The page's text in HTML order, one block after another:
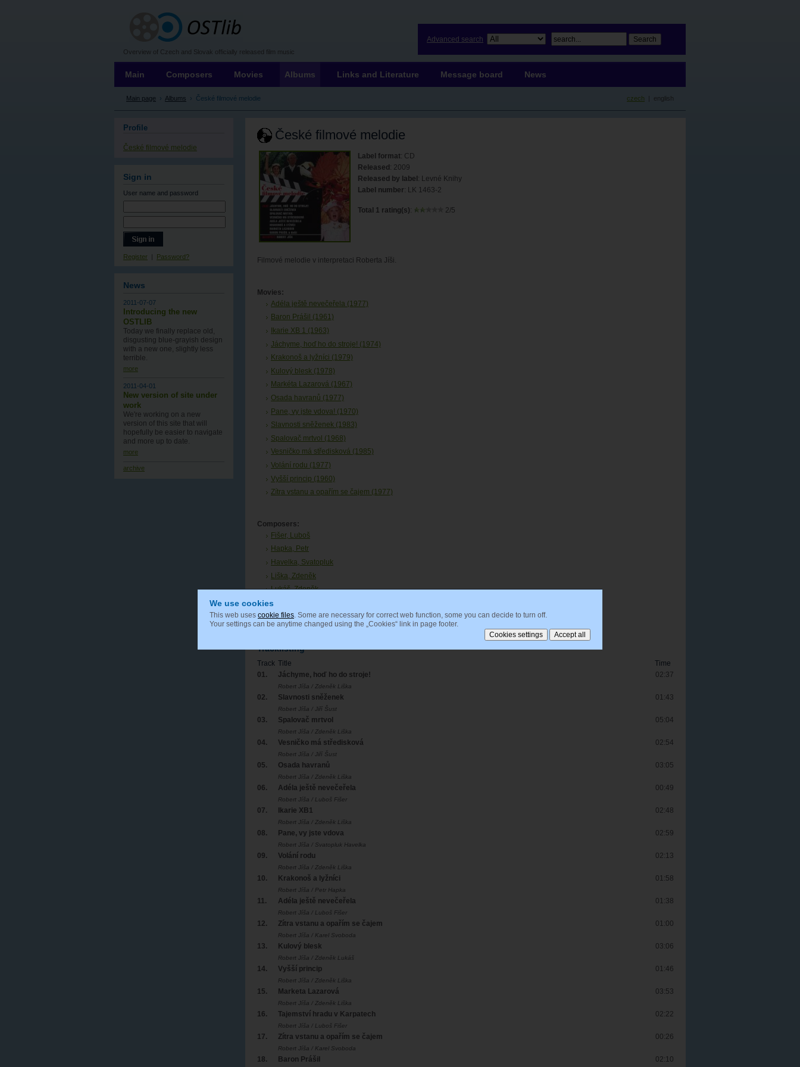
Overview of Czech and Slovak officially released film music
czech | english
České filmové melodie
Label format: CD
Released: 2009
Released by label: Levné Knihy
Label number: LK 1463-2
Total 1 rating(s): 2/5
Filmové melodie v interpretaci Roberta Jíši.
Movies:
Adéla ještě nevečeřela (1977)
Baron Prášil (1961)
Ikarie XB 1 (1963)
Jáchyme, hoď ho do stroje! (1974)
Krakonoš a lyžníci (1979)
Kulový blesk (1978)
Markéta Lazarová (1967)
Osada havranů (1977)
Pane, vy jste vdova! (1970)
Slavnosti sněženek (1983)
Spalovač mrtvol (1968)
Vesničko má středisková (1985)
Volání rodu (1977)
Vyšší princip (1960)
Zítra vstanu a opařím se čajem (1977)
Composers:
Fišer, Luboš
Hapka, Petr
Havelka, Svatopluk
Liška, Zdeněk
Lukáš, Zdeněk
Šust, Jiří
Svoboda, Karel
Tracklisting
Track Title
Time
01.
Jáchyme, hoď ho do stroje! 02:37
Robert Jíša / Zdeněk Liška
02. Slavnosti sněženek 01:43
Robert Jíša / Jiří Šust
03. Spalovač mrtvol 05:04
Robert Jíša / Zdeněk Liška
04. Vesničko má středisková 02:54
Robert Jíša / Jiří Šust
05. Osada havranů 03:05
Robert Jíša / Zdeněk Liška
06. Adéla ještě nevečeřela 00:49
Robert Jíša / Luboš Fišer
07. Ikarie XB1 02:48
Robert Jíša / Zdeněk Liška
08. Pane, vy jste vdova 02:59
Robert Jíša / Svatopluk Havelka
09. Volání rodu 02:13
Robert Jíša / Zdeněk Liška
10. Krakonoš a lyžníci 01:58
Robert Jíša / Petr Hapka
11. Adéla ještě nevečeřela 01:38
Robert Jíša / Luboš Fišer
12. Zítra vstanu a opařím se čajem 01:00
Robert Jíša / Karel Svoboda
13. Kulový blesk 03:06
Robert Jíša / Zdeněk Lukáš
14. Vyšší princip 01:46
Robert Jíša / Zdeněk Liška
15. Marketa Lazarová 03:53
Robert Jíša / Zdeněk Liška
16. Tajemství hradu v Karpatech 02:22
Robert Jíša / Luboš Fišer
17. Zítra vstanu a opařím se čajem 00:26
Robert Jíša / Karel Svoboda
18. Baron Prášil 02:10
Main page › Albums › České filmové melodie
Main Composers Movies Albums Links and Literature Message board News
Profile
České filmové melodie
Sign in
User name and password
Register | Password?
News
2011-07-07
Introducing the new
OSTLIB
Today we finally replace old,
disgusting blue-grayish design
with a new one , slightly less
terrible.
more
2011-04-01
New version of site under
work
We're working on a new
version of this site that will
hopefully be easier to navigate
and more up to date.
more
archive
Advanced search
We use cookies
This web uses cookie files . Some are necessary for correct web function, some you can decide to turn off.
Your settings can be anytime changed using the „Cookies“ link in page footer.